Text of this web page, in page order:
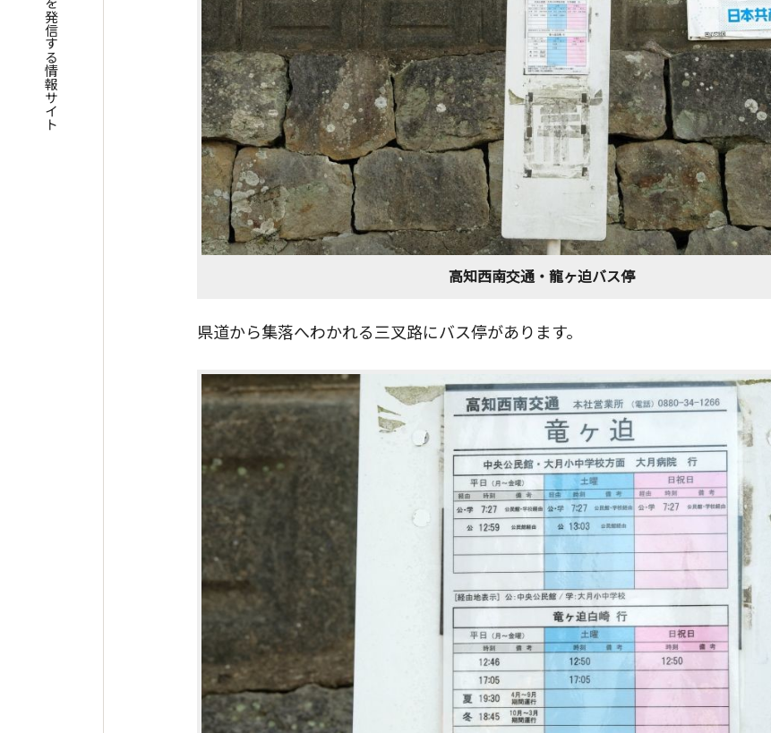
高知西南交通・龍ヶ迫バス停
県道から集落へわかれる三叉路にバス停があります。